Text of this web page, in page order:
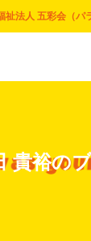
祉法人 五彩会（パ
貴裕の